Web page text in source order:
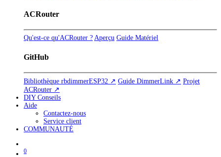
ACRouter
Qu'est-ce qu'ACRouter ? Aperçu Guide Matériel
GitHub
Bibliothèque rbdimmerESP32 ↗ Guide DimmerLink ↗ Projet
ACRouter ↗
DIY Conseils
Aide
Contactez-nous
Service client
COMMUNAUTÉ
0